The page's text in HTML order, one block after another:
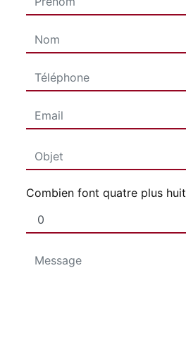
Combien font quatre plus huit